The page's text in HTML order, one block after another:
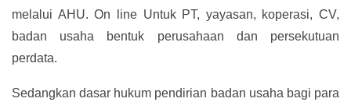
melalui AHU. On line Untuk PT, yayasan, koperasi, CV,
badan usaha bentuk perusahaan dan persekutuan
perdata.
Sedangkan dasar hukum pendirian badan usaha bagi para